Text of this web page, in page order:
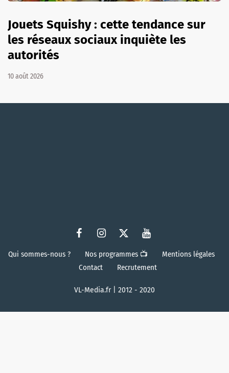
Jouets Squishy : cette tendance sur
les réseaux sociaux inquiète les
autorités
10 août 2026
Qui sommes-nous ? Nos programmes 📺
Mentions légales
Contact
Recrutement
VL-Media.fr | 2012 - 2020